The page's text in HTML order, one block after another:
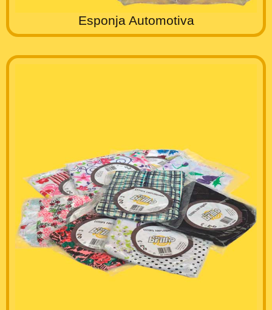
Esponja Automotiva